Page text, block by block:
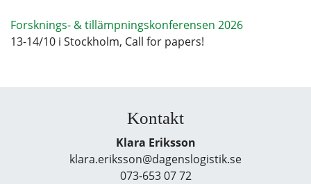
Forsknings- & tillämpningskonferensen 2026
13-14/10 i Stockholm, Call for papers!
Kontakt
Klara Eriksson
klara.eriksson@dagenslogistik.se
073-653 07 72